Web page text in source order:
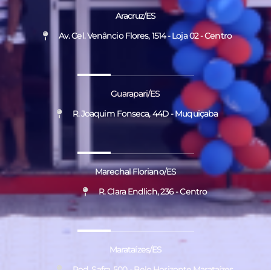
Aracruz/ES
Av. Cel. Venâncio Flores, 1514 - Loja 02 - Centro
Guarapari/ES
R. Joaquim Fonseca, 44D - Muquiçaba
Marechal Floriano/ES
R. Clara Endlich, 236 - Centro
Marataízes/ES